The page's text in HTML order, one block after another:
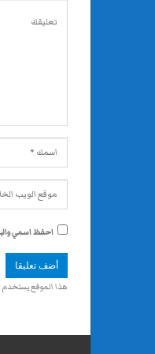
احفظ اسمي
هذا الموقع يستخدم Akismet للحدّ من التعليقات المزعجة والغير مرغوبة.